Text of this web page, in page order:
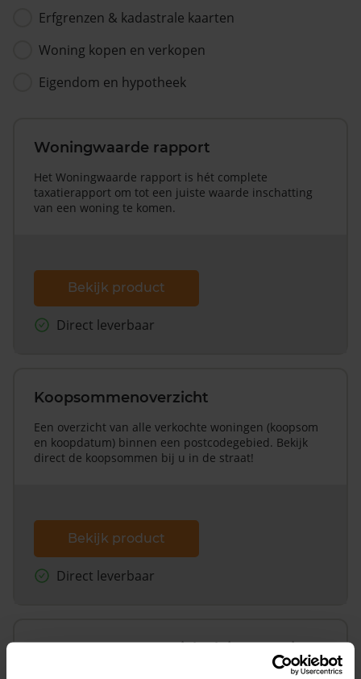
Erfgrenzen & kadastrale kaarten
Woning kopen en verkopen
Eigendom en hypotheek
Woningwaarde rapport
Het Woningwaarde rapport is hét complete
taxatierapport om tot een juiste waarde inschatting
van een woning te komen.
Bekijk product
Direct leverbaar
Koopsommenoverzicht
Een overzicht van alle verkochte woningen (koopsom
en koopdatum) binnen een postcodegebied. Bekijk
direct de koopsommen bij u in de straat!
Bekijk product
Direct leverbaar
Koopsommenoverzicht (1 jaar gratis